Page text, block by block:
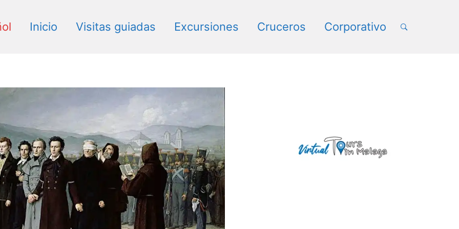
Inicio Visitas guiadas Excursiones Cruceros Corporativo
Héroe de la libertad española